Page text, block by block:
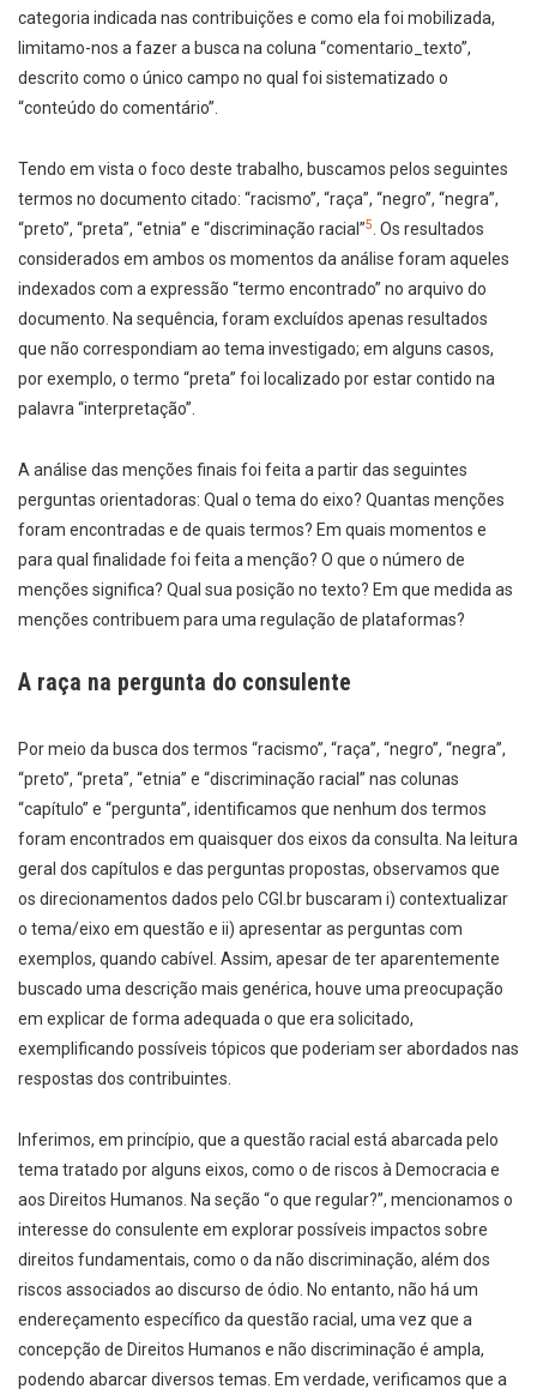
categoria indicada nas contribuições e como ela foi mobilizada,
limitamo-nos a fazer a busca na coluna “comentario_texto”,
descrito como o único campo no qual foi sistematizado o
“conteúdo do comentário”.
Tendo em vista o foco deste trabalho, buscamos pelos seguintes
termos no documento citado: “racismo”, “raça”, “negro”, “negra”,
“preto”, “preta”, “etnia” e “discriminação racial”5. Os resultados
considerados em ambos os momentos da análise foram aqueles
indexados com a expressão “termo encontrado” no arquivo do
documento. Na sequência, foram excluídos apenas resultados
que não correspondiam ao tema investigado; em alguns casos,
por exemplo, o termo “preta” foi localizado por estar contido na
palavra “interpretação”.
A análise das menções finais foi feita a partir das seguintes
perguntas orientadoras: Qual o tema do eixo? Quantas menções
foram encontradas e de quais termos? Em quais momentos e
para qual finalidade foi feita a menção? O que o número de
menções significa? Qual sua posição no texto? Em que medida as
menções contribuem para uma regulação de plataformas?
A raça na pergunta do consulente
Por meio da busca dos termos “racismo”, “raça”, “negro”, “negra”,
“preto”, “preta”, “etnia” e “discriminação racial” nas colunas
“capítulo” e “pergunta”, identificamos que nenhum dos termos
foram encontrados em quaisquer dos eixos da consulta. Na leitura
geral dos capítulos e das perguntas propostas, observamos que
os direcionamentos dados pelo CGI.br buscaram i) contextualizar
o tema/eixo em questão e ii) apresentar as perguntas com
exemplos, quando cabível. Assim, apesar de ter aparentemente
buscado uma descrição mais genérica, houve uma preocupação
em explicar de forma adequada o que era solicitado,
exemplificando possíveis tópicos que poderiam ser abordados nas
respostas dos contribuintes.
Inferimos, em princípio, que a questão racial está abarcada pelo
tema tratado por alguns eixos, como o de riscos à Democracia e
aos Direitos Humanos. Na seção “o que regular?”, mencionamos o
interesse do consulente em explorar possíveis impactos sobre
direitos fundamentais, como o da não discriminação, além dos
riscos associados ao discurso de ódio. No entanto, não há um
endereçamento específico da questão racial, uma vez que a
concepção de Direitos Humanos e não discriminação é ampla,
podendo abarcar diversos temas. Em verdade, verificamos que a